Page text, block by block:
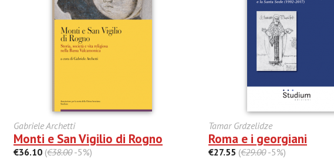
Gabriele Archetti
Monti e San Vigilio di Rogno
€36.10 (€38.00-5%)
Tamar Grdzelidze
Roma e i georgiani
€27.55 (€29.00-5%)